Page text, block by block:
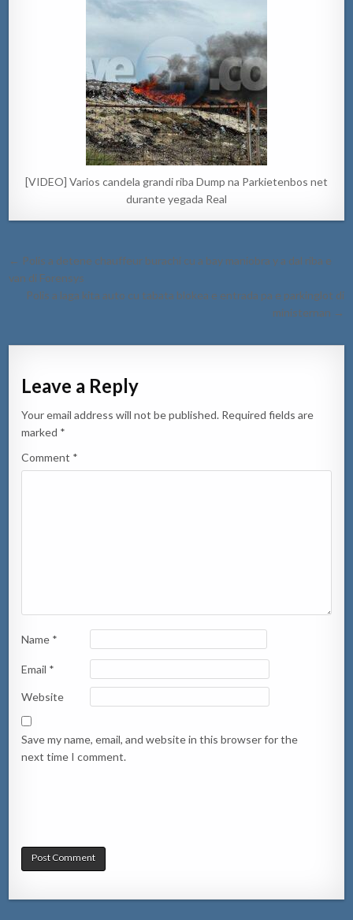
[VIDEO] Varios candela grandi riba Dump na Parkietenbos net
durante yegada Real
Post
navigation
← Polis a detene chauffeur burachi cu a bay maniobra y a dal riba e
van di Forensys
Polis a laga kita auto cu tabata blokea e entrada pa e parkinglot di
ministernan →
Leave a Reply
Your email address will not be published. Required fields are
marked *
Comment *
Name *
Email *
Website
Save my name, email, and website in this browser for the
next time I comment.